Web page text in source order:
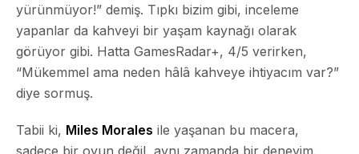
yürünmüyor!” demiş. Tıpkı bizim gibi, inceleme
yapanlar da kahveyi bir yaşam kaynağı olarak
görüyor gibi. Hatta GamesRadar+, 4/5 verirken,
“Mükemmel ama neden hâlâ kahveye ihtiyacım var?”
diye sormuş.
Tabii ki, Miles Morales ile yaşanan bu macera,
sadece bir oyun değil, aynı zamanda bir deneyim.